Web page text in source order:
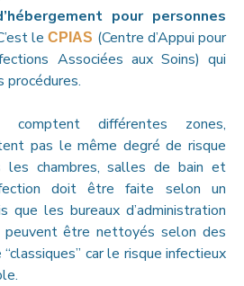
pour personnes
leCPIAS (Centre d’Appui pour
Associées aux Soins) qui
procédures.
comptent différentes zones,
pas le même degré de risque
les chambres, salles de bain et
doit être faite selon un
que les bureaux d’administration
peuvent être nettoyés selon des
car le risque infectieux